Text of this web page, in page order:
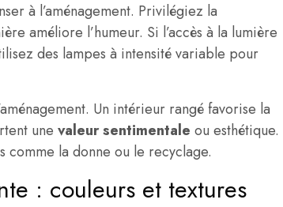
à l’aménagement. Privilégiez la
améliore l’humeur. Si l’accès à la lumière
des lampes à intensité variable pour
Un intérieur rangé favorise la
une valeur sentimentale ou esthétique.
comme la donne ou le recyclage.
: couleurs et textures